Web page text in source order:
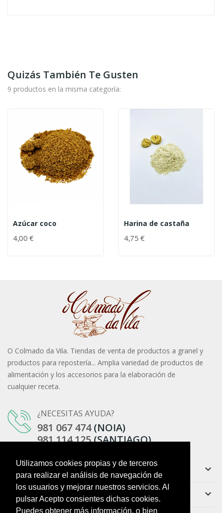
Utilizamos cookies propias y de terceros
para realizar el análisis de navegación de
los usuarios y mejorar nuestros servicios. Al
pulsar Acepto consientes dichas cookies.
Puedes obtener más información, o bien
Quizás También Te Gusten
9 productos en la misma categoría:
Azúcar coco
4,00 €
Harina de castaña
4,75 €
O Colmado da Vila. Tiendas de venta de productos a granel y
productos para repostería... Amplia variedad de productos de
alimentación y los accesorios para la elaboración de
cualquier receta.
¿NECESITAS AYUDA?
981 067 474(NOIA)
981 114 125(SANTIAGO)
Información keyboard_arrow_down
Ayuda keyboard_arrow_down